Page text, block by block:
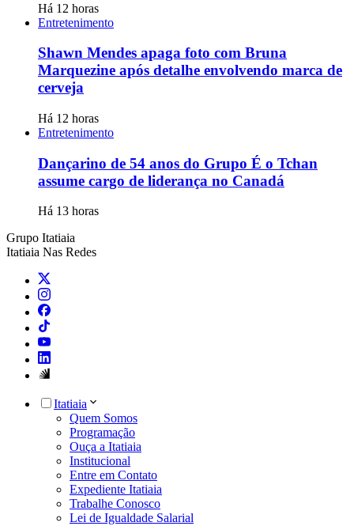
Há 12 horas
Entretenimento
Shawn Mendes apaga foto com Bruna
Marquezine após detalhe envolvendo marca de
cerveja
Há 12 horas
Entretenimento
Dançarino de 54 anos do Grupo É o Tchan
assume cargo de liderança no Canadá
Há 13 horas
Grupo Itatiaia
Itatiaia Nas Redes
Itatiaia
Quem Somos
Programação
Ouça a Itatiaia
Institucional
Entre em Contato
Expediente Itatiaia
Trabalhe Conosco
Lei de Igualdade Salarial